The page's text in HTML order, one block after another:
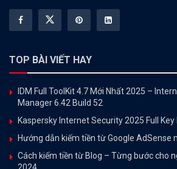
TOP BÀI VIẾT HAY
IDM Full ToolKit 4.7 Mới Nhất 2025 –
Manager 6.42 Build 52
Kaspersky Internet Security 2025 Full
Hướng dẫn kiếm tiền từ Google AdSense
Cách kiếm tiền từ Blog – Từng bước cho